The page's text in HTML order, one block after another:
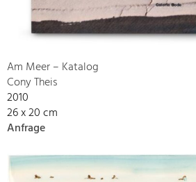
Am Meer – Katalog
Cony Theis
2010
26 x 20 cm
Anfrage